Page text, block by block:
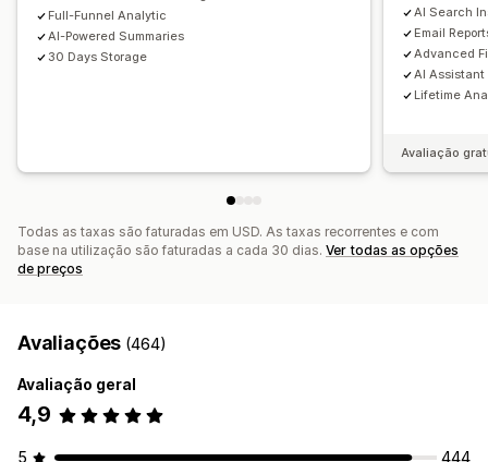
Imagens e relatórios
Mapas cromáticos
Dashboard de análise de dados
Relatórios de várias lojas
Calendarização de relatórios Notificações
Full-Funnel Analytic
AI-Powered Summaries
30 Days Storage
AI Search
Email
Advanced
AI
Lifetime
Avaliação
Todas as taxas são faturadas em USD. As taxas recorrentes e com
base na utilização são faturadas a cada 30 dias. Ver todas as opções
de preços
Avaliações (464)
Avaliação geral
4,9
5
444